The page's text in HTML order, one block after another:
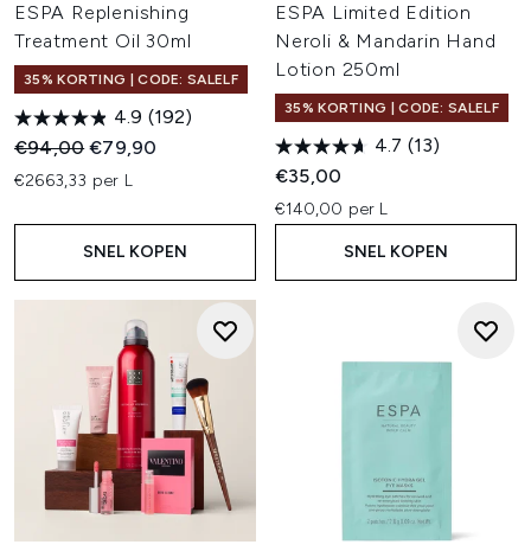
ESPA Replenishing
Treatment Oil 30ml
35% KORTING | CODE: SALELF
4.9 (192)
Recommended Retail Price:
€94,00Huidige prijs:
€79,90
€2663,33 per L
SNEL KOPEN
ESPA Limited Edition
Neroli & Mandarin Hand
Lotion 250ml
35% KORTING | CODE: SALELF
4.7 (13)
€35,00
€140,00 per L
SNEL KOPEN